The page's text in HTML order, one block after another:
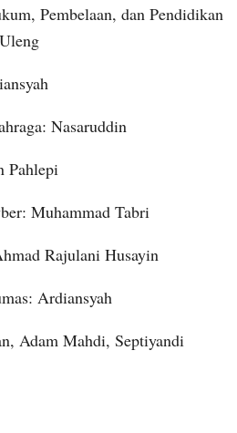
Pembelaan, dan Pendidikan
Nasaruddin
Pahlepi
Muhammad Tabri
Rajulani Husayin
Ardiansyah
Adam Mahdi, Septiyandi